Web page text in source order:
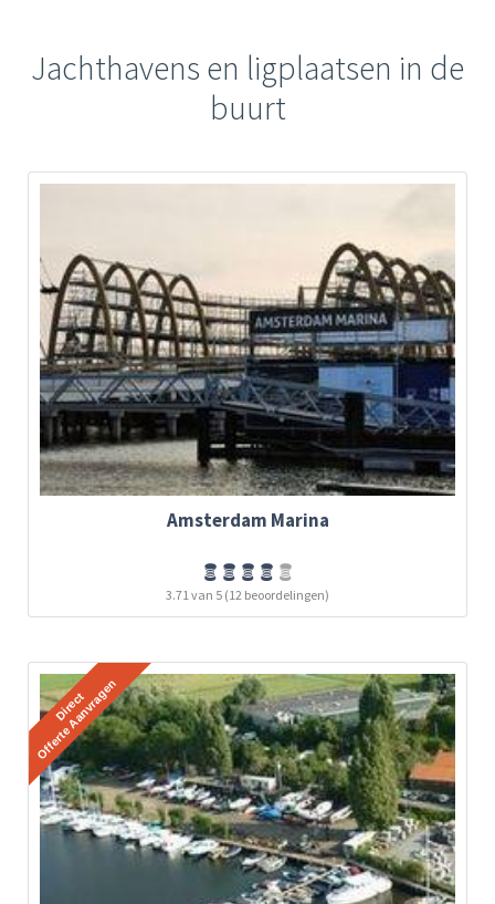
Jachthavens en ligplaatsen in de
buurt
Amsterdam Marina
3.71 van 5 (12 beoordelingen)